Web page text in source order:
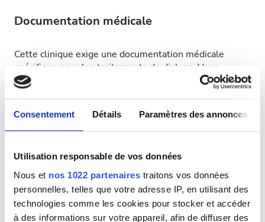
Consentement Détails Paramètres des annonces
Utilisation responsable de vos données
Nous et nos 1022 partenaires traitons vos données
personnelles, telles que votre adresse IP, en utilisant des
technologies comme les cookies pour stocker et accéder
à des informations sur votre appareil, afin de diffuser des
Documentation médicale
Cette clinique exige une documentation médicale
spécifique pour les traitements de dialyse. Vous
pouvez téléverser les documents en ligne ou les
apporter à la clinique lors de votre visite.
INTERNATIONAL DIALYSIS REQUEST Clinical
Information & Patient Identification Form
Jours de traitement disponibles